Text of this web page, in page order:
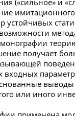
устойчивых
получает
входных
или иного